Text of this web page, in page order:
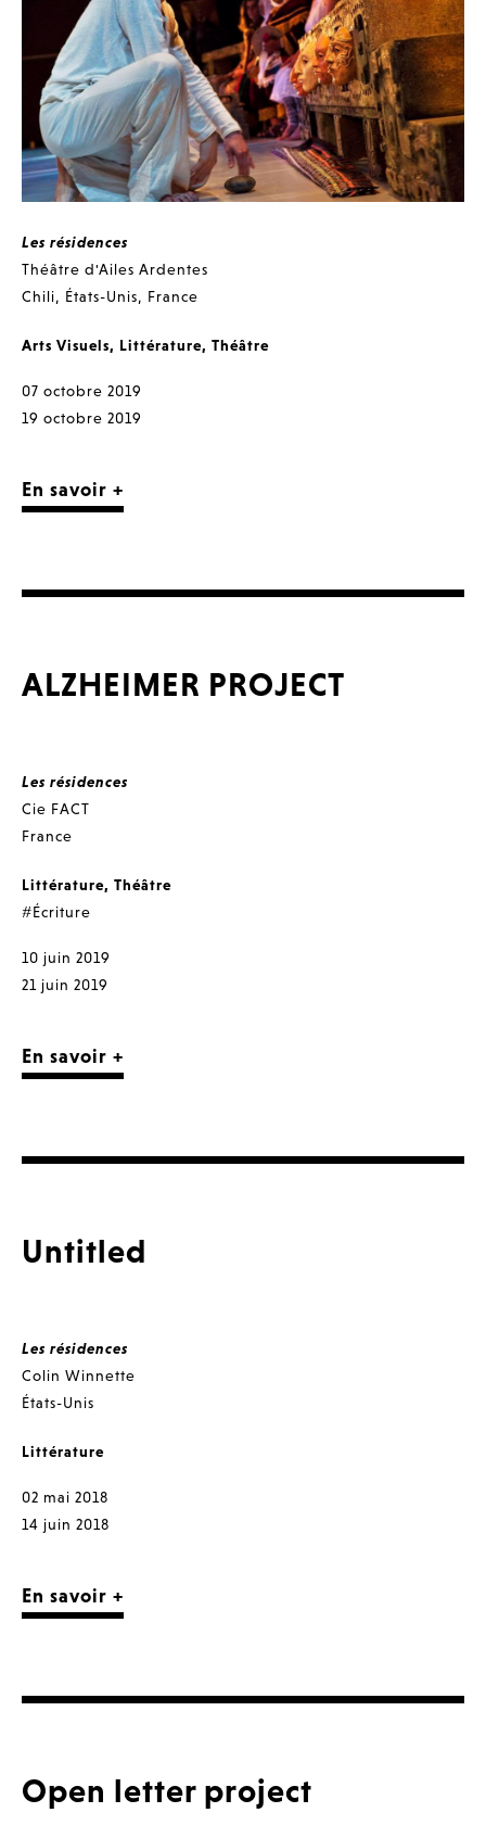
Les résidences
Théâtre d'Ailes Ardentes
Chili, États-Unis, France
Arts Visuels, Littérature, Théâtre
07 octobre 2019
19 octobre 2019
En savoir +
ALZHEIMER PROJECT
Les résidences
Cie FACT
France
Littérature, Théâtre
#Écriture
10 juin 2019
21 juin 2019
En savoir +
Untitled
Les résidences
Colin Winnette
États-Unis
Littérature
02 mai 2018
14 juin 2018
En savoir +
Open letter project